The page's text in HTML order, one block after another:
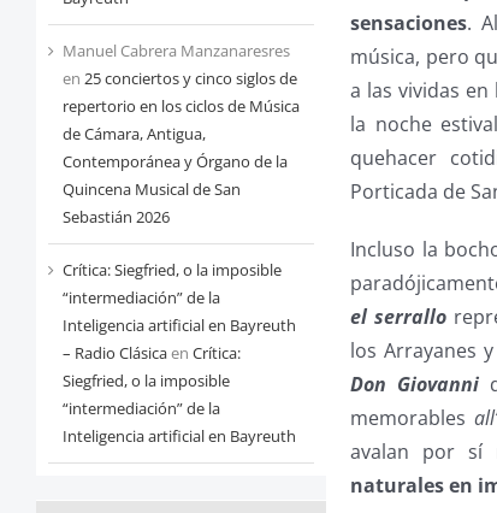
Manuel Cabrera Manzanaresres
en 25 conciertos y cinco siglos de
repertorio en los ciclos de Música
de Cámara, Antigua,
Contemporánea y Órgano de la
Quincena Musical de San
Sebastián 2026
Crítica: Siegfried, o la imposible
“intermediación” de la
Inteligencia artificial en Bayreuth
– Radio Clásicaen Crítica:
Siegfried, o la imposible
“intermediación” de la
Inteligencia artificial en Bayreuth
sensaciones.
música, pero
a las vividas
la noche
quehacer
Porticada de
Incluso la
el serrallo
los Arrayanes
Don Giovanni
memorables
avalan por sí
naturales en